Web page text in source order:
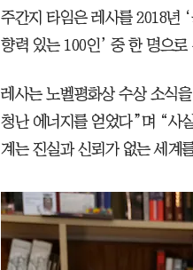
주간지 타임은 레사를 2018년
향력 있는 100인’ 중 한 명으로
레사는 노벨평화상 수상 소식
청난 에너지를 얻었다”며 “사
계는 진실과 신뢰가 없는 세계